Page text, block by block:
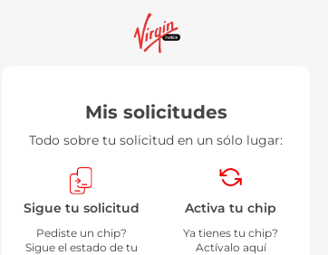
Mis solicitudes
Todo sobre tu solicitud en un sólo lugar:
Sigue tu solicitud
Pediste un chip?
Sigue el estado de tu
Activa tu chip
Ya tienes tu chip?
Actívalo aquí